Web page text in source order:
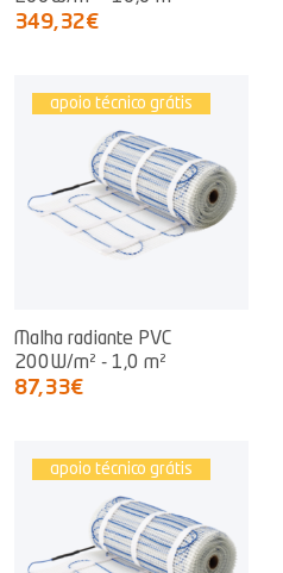
349,32€
apoio técnico grátis
Malha radiante PVC
200W/m² - 1,0 m²
87,33€
apoio técnico grátis